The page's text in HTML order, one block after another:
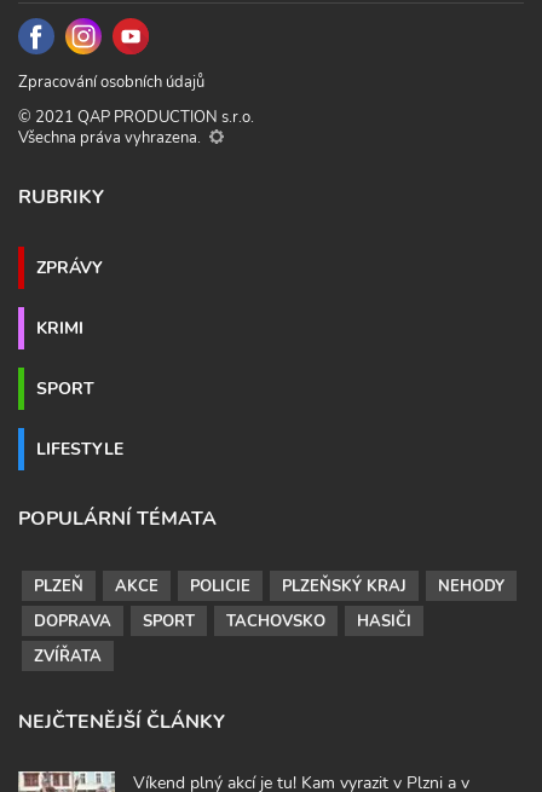
Zpracování osobních údajů
© 2021 QAP PRODUCTION s.r.o.
Všechna práva vyhrazena.
RUBRIKY
ZPRÁVY
KRIMI
SPORT
LIFESTYLE
POPULÁRNÍ TÉMATA
PLZEŇ AKCE POLICIE PLZEŇSKÝ KRAJ
NEHODY
DOPRAVA
SPORT TACHOVSKO
HASIČI
ZVÍŘATA
NEJČTENĚJŠÍ ČLÁNKY
Víkend plný akcí je tu! Kam vyrazit v Plzni a v